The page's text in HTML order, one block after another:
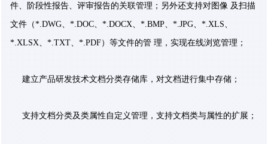
件、阶段性报告、评审报告的关联管理；另外还支持对图像 及扫描
文件（*.DWG、*.DOC、*.DOCX、*.BMP、*.JPG、*.XLS、
*.XLSX、*.TXT、*.PDF）等文件的管 理，实现在线浏览管理；
建立产品研发技术文档分类存储库，对文档进行集中存储；
支持文档分类及类属性自定义管理，支持文档类与属性的扩展；